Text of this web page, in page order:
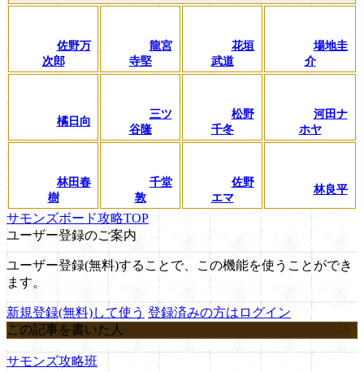
佐野万
次郎
龍宮
寺堅
花垣
武道
場地圭
介
橘日向
三ツ
谷隆
松野
千冬
河田ナ
ホヤ
林田春
樹
千堂
敦
佐野
エマ
林良平
サモンズボード攻略TOP
ユーザー登録のご案内
ユーザー登録(無料)することで、この機能を使うことができ
ます。
新規登録(無料)して使う 登録済みの方はログイン
この記事を書いた人
サモンズ攻略班